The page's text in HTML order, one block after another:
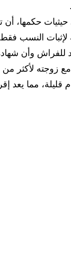
حكمها، أن
لإثبات النسب
وأن الولد للفراش وأن
زوجته لأكثر من
قليلة، مما يعد